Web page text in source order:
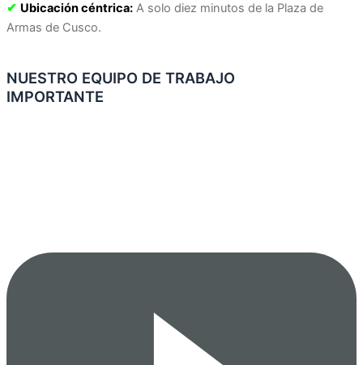
✔ Ubicación céntrica: A solo diez minutos de la Plaza de
Armas de Cusco.
NUESTRO EQUIPO DE TRABAJO
IMPORTANTE